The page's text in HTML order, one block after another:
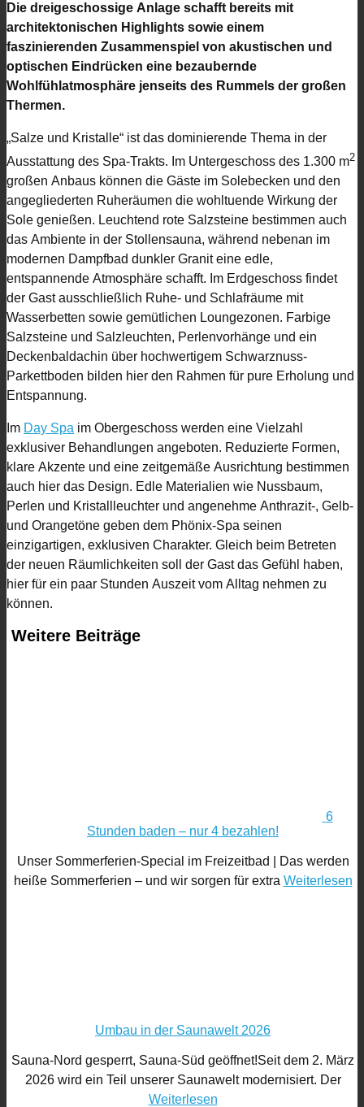
Die dreigeschossige Anlage schafft bereits mit
architektonischen Highlights sowie einem
faszinierenden Zusammenspiel von akustischen und
optischen Eindrücken eine bezaubernde
Wohlfühlatmosphäre jenseits des Rummels der großen
Thermen.
„Salze und Kristalle“ ist das dominierende Thema in der
Ausstattung des Spa-Trakts. Im Untergeschoss des 1.300 m2
großen Anbaus können die Gäste im Solebecken und den
angegliederten Ruheräumen die wohltuende Wirkung der
Sole genießen. Leuchtend rote Salzsteine bestimmen auch
das Ambiente in der Stollensauna, während nebenan im
modernen Dampfbad dunkler Granit eine edle,
entspannende Atmosphäre schafft. Im Erdgeschoss findet
der Gast ausschließlich Ruhe- und Schlafräume mit
Wasserbetten sowie gemütlichen Loungezonen. Farbige
Salzsteine und Salzleuchten, Perlenvorhänge und ein
Deckenbaldachin über hochwertigem Schwarznuss-
Parkettboden bilden hier den Rahmen für pure Erholung und
Entspannung.
Im Day Spa im Obergeschoss werden eine Vielzahl
exklusiver Behandlungen angeboten. Reduzierte Formen,
klare Akzente und eine zeitgemäße Ausrichtung bestimmen
auch hier das Design. Edle Materialien wie Nussbaum,
Perlen und Kristallleuchter und angenehme Anthrazit-, Gelb-
und Orangetöne geben dem Phönix-Spa seinen
einzigartigen, exklusiven Charakter. Gleich beim Betreten
der neuen Räumlichkeiten soll der Gast das Gefühl haben,
hier für ein paar Stunden Auszeit vom Alltag nehmen zu
können.
Weitere Beiträge
6
Stunden baden – nur 4 bezahlen!
Unser Sommerferien-Special im Freizeitbad | Das werden
heiße Sommerferien – und wir sorgen für extra Weiterlesen
Umbau in der Saunawelt 2026
Sauna-Nord gesperrt, Sauna-Süd geöffnet!Seit dem 2. März
2026 wird ein Teil unserer Saunawelt modernisiert. Der
Weiterlesen